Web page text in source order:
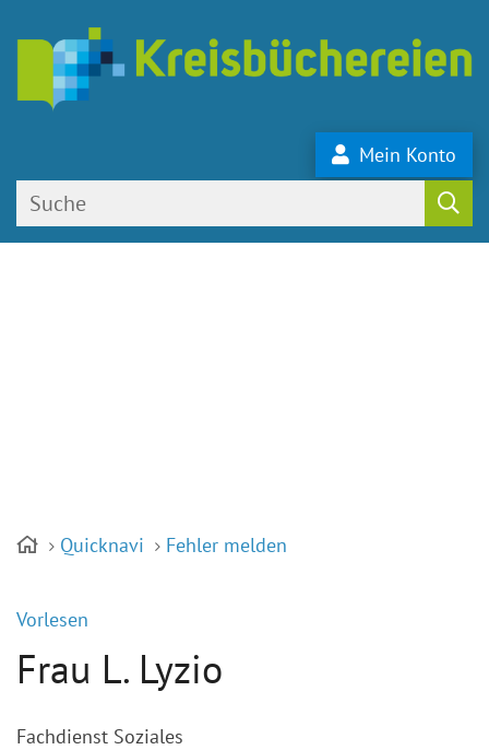
Mein Konto
Quicknavi Fehler melden
Vorlesen
Frau L. Lyzio
Fachdienst Soziales